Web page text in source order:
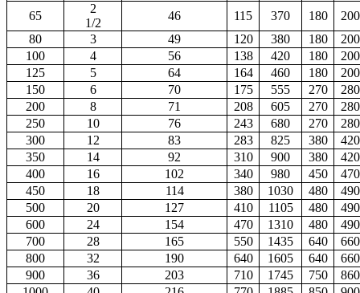
65
2
1/2
46 115 370 180
200
80
3 49 120 380 180
200
100
4 56 138 420 180
200
125
5 64 164 460 180
200
150
6 70 175 555 270
280
200
8 71 208 605 270
280
250
10 76 243 680 270
280
300
12 83 283 825 380
420
350
14 92 310 900 380
420
400
16 102 340 980 450
470
450
18 114 380 1030 480
490
500
20 127 410 1105 480
490
600
24 154 470 1310 480
490
700
28 165 550 1435 640
660
800
32 190 640 1605 640
660
900
36 203 710 1745 750
860